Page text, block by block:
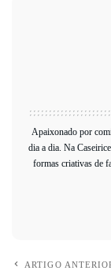
Apaixonado por
dia a dia. Na
formas criativas de
ARTIGO